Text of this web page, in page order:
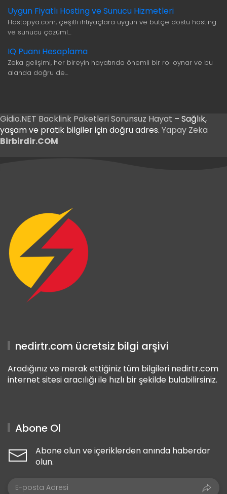
Uygun Fiyatlı Hosting ve Sunucu Hizmetleri
Hostopya.com, çeşitli ihtiyaçlara uygun ve bütçe dostu hosting
ve sunucu çözüml…
IQ Puanı Hesaplama
Zeka gelişimi, her bireyin hayatında önemli bir rol oynar ve bu
alanda doğru de…
Gidio.NET Backlink Paketleri Sorunsuz Hayat – Sağlık,
yaşam ve pratik bilgiler için doğru adres. Yapay Zeka
Birbirdir.COM
nedirtr.com ücretsiz bilgi arşivi
Aradığınız ve merak ettiğiniz tüm bilgileri nedirtr.com
internet sitesi aracılığı ile hızlı bir şekilde bulabilirsiniz.
Abone Ol
Abone olun ve içeriklerden anında haberdar
olun.